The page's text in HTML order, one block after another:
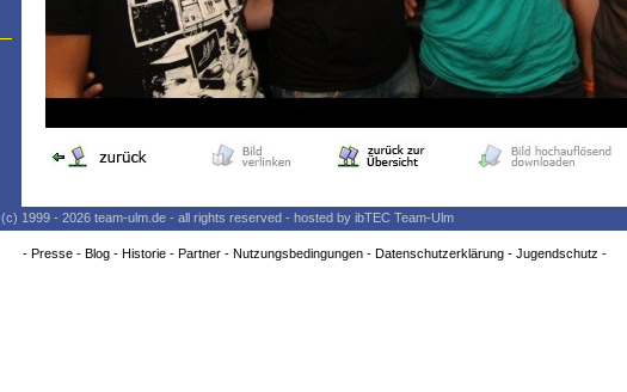
(c) 1999 - 2026 team-ulm.de - all rights reserved - hosted by ibTEC Team-Ulm
- Presse- Blog- Historie- Partner- Nutzungsbedingungen- Datenschutzerklärung- Jugendschutz -